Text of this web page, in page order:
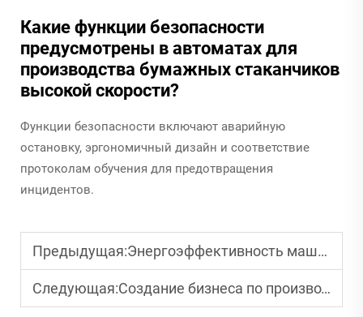
Какие функции безопасности
предусмотрены в автоматах для
производства бумажных стаканчиков
высокой скорости?
Функции безопасности включают аварийную
остановку, эргономичный дизайн и соответствие
протоколам обучения для предотвращения
инцидентов.
Предыдущая:Энергоэффективность машин для изготовления бумажных стаканчиков: что вам нужно знать
Следующая:Создание бизнеса по производству бумажных стаканчиков: полное руководство